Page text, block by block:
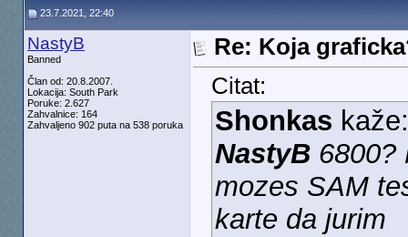
23.7.2021, 22:40
NastyB
Banned
Član od: 20.8.2007.
Lokacija: South Park
Poruke: 2.627
Zahvalnice: 164
Zahvaljeno 902 puta na 538 poruka
Re: Koja
Citat:
Shonkas
NastyB6800?
mozes SAM
karte da jurim